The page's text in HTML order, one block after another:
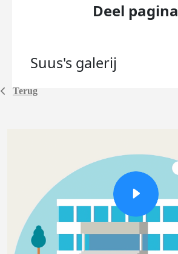
Terug
Deel pagina
Suus's galerij